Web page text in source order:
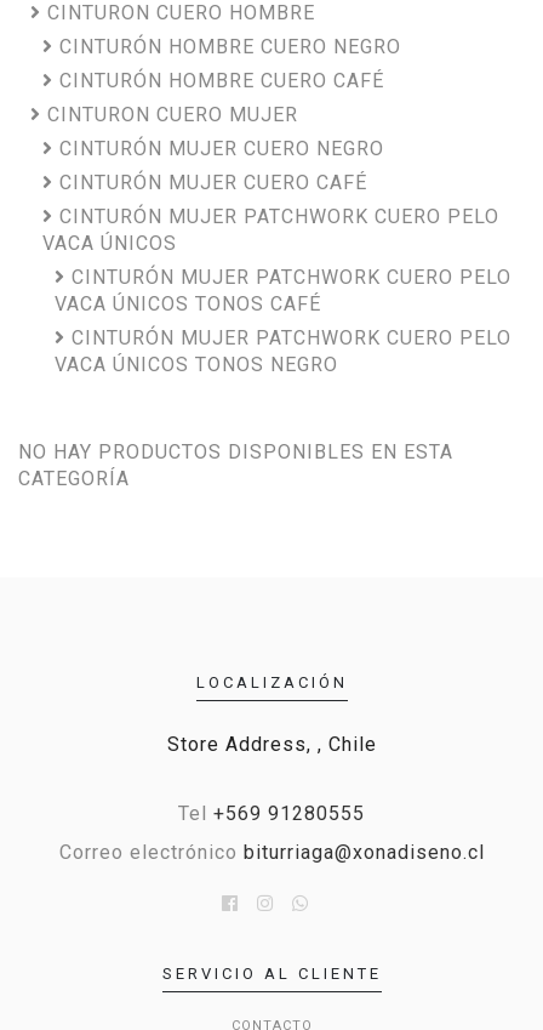
CINTURON CUERO HOMBRE
CINTURÓN HOMBRE CUERO NEGRO
CINTURÓN HOMBRE CUERO CAFÉ
CINTURON CUERO MUJER
CINTURÓN MUJER CUERO NEGRO
CINTURÓN MUJER CUERO CAFÉ
CINTURÓN MUJER PATCHWORK CUERO PELO
VACA ÚNICOS
CINTURÓN MUJER PATCHWORK CUERO PELO
VACA ÚNICOS TONOS CAFÉ
CINTURÓN MUJER PATCHWORK CUERO PELO
VACA ÚNICOS TONOS NEGRO
NO HAY PRODUCTOS DISPONIBLES EN ESTA
CATEGORÍA
LOCALIZACIÓN
Store Address, , Chile
Tel +569 91280555
Correo electrónico biturriaga@xonadiseno.cl
SERVICIO AL CLIENTE
CONTACTO